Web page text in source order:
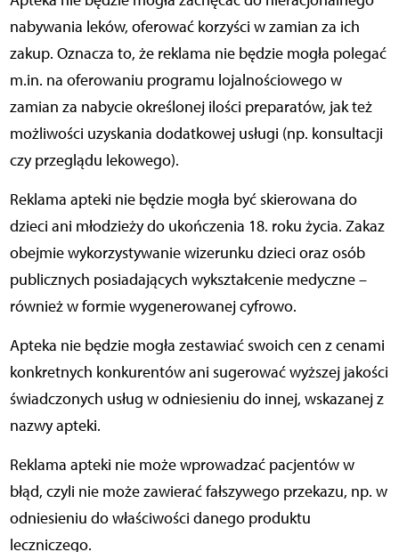
nabywania leków, oferować korzyści w zamian za ich
zakup. Oznacza to, że reklama nie będzie mogła polegać
m.in. na oferowaniu programu lojalnościowego w
zamian za nabycie określonej ilości preparatów, jak też
możliwości uzyskania dodatkowej usługi (np. konsultacji
czy przeglądu lekowego).
Reklama apteki nie będzie mogła być skierowana do
dzieci ani młodzieży do ukończenia 18. roku życia. Zakaz
obejmie wykorzystywanie wizerunku dzieci oraz osób
publicznych posiadających wykształcenie medyczne –
również w formie wygenerowanej cyfrowo.
Apteka nie będzie mogła zestawiać swoich cen z cenami
konkretnych konkurentów ani sugerować wyższej jakości
świadczonych usług w odniesieniu do innej, wskazanej z
nazwy apteki.
Reklama apteki nie może wprowadzać pacjentów w
błąd, czyli nie może zawierać fałszywego przekazu, np. w
odniesieniu do właściwości danego produktu
leczniczego.